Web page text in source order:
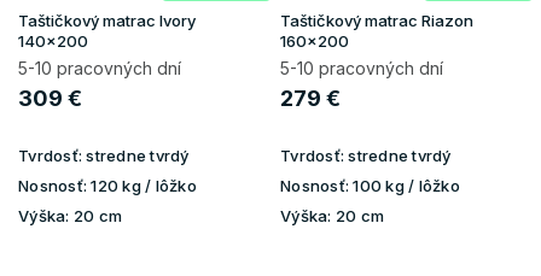
Taštičkový matrac Ivory
140x200
5-10 pracovných dní
309 €
Tvrdosť: stredne tvrdý
Nosnosť: 120 kg / lôžko
Výška: 20 cm
Taštičkový matrac Riazon
160x200
5-10 pracovných dní
279 €
Tvrdosť: stredne tvrdý
Nosnosť: 100 kg / lôžko
Výška: 20 cm